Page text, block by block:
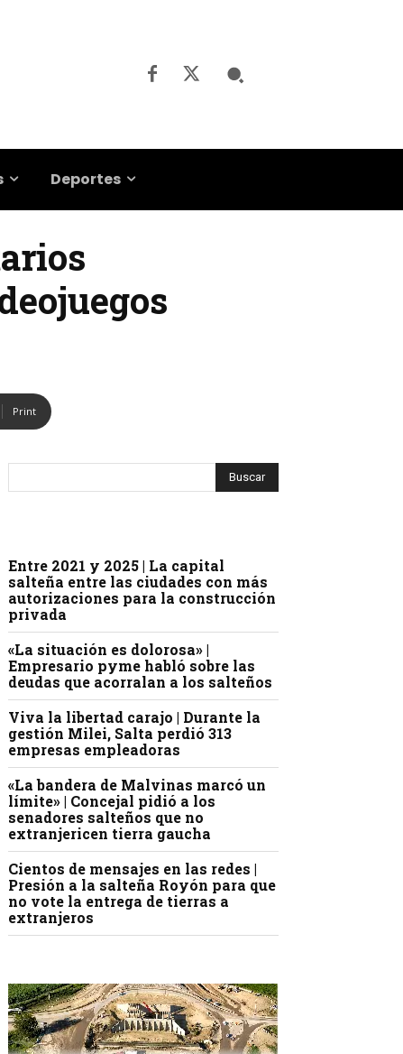
Deportes
Print
Entre 2021 y 2025 | La capital
salteña entre las ciudades con más
autorizaciones para la construcción
privada
«La situación es dolorosa» |
Empresario pyme habló sobre las
deudas que acorralan a los salteños
Viva la libertad carajo | Durante la
gestión Milei, Salta perdió 313
empresas empleadoras
«La bandera de Malvinas marcó un
límite» | Concejal pidió a los
senadores salteños que no
extranjericen tierra gaucha
Cientos de mensajes en las redes |
Presión a la salteña Royón para que
no vote la entrega de tierras a
extranjeros